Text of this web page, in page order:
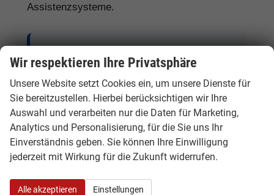
Assistenzsysteme.
Tipp:
Vergleichen Sie bei Audi EU-
Neuwagen nicht nur den Kaufpreis,
sondern auch Ausstattung, Lieferzeit,
Garantieumfang und mögliche
tatsächlichen Preisvorteil.
Wir respektieren Ihre Privatsphäre
Unsere Website setzt Cookies ein, um unsere Dienste für
Sie bereitzustellen. Hierbei berücksichtigen wir Ihre
Auswahl und verarbeiten nur die Daten für Marketing,
Analytics und Personalisierung, für die Sie uns Ihr
Einverständnis geben. Sie können Ihre Einwilligung
jederzeit mit Wirkung für die Zukunft widerrufen.
Alle akzeptieren Einstellungen